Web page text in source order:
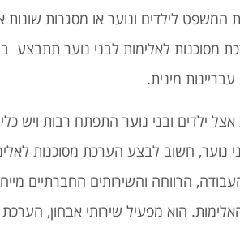
לילדים ונוער או מסגרות שונות
מסוכנות לאלימות לבני נוער
מינית.
ילדים ובני נוער התפתח רבות ויש
נוער, חשוב לבצע הערכת מסוכנות
הרווחה והשירותים החברתיים
הוא מפעיל שירותי אבחון, הערכת